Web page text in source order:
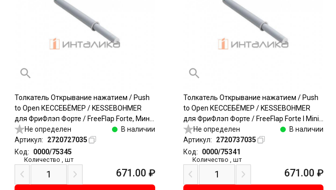
Толкатель Открывание нажатием / Push
to Open КЕССЕБЁМЕР / KESSEBOHMER
для ФриФлэп Форте / FreeFlap Forte, Мини
/ Mini, врезной, тип I (A), 17 - 23N, пластик,
серый
Не определен
В наличии
Артикул:
2720727035
Код:
0000/75345
Количество шт
671.00 ₽
Толкатель Открывание нажатием / Push
to Open КЕССЕБЁМЕР / KESSEBOHMER
для ФриФлэп Форте / FreeFlap Forte I Mini,
врезной, тип II (B), 22 - 34N, пластик, серый
Не определен
В наличии
Артикул:
2720737035
Код:
0000/75341
Количество ,шт
671.00 ₽